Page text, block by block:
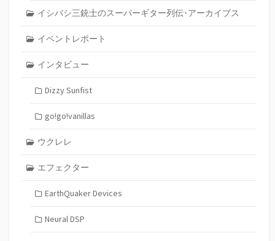
イシバシ三銃士のスーパーギター列伝･アーカイブス
イベントレポート
インタビュー
Dizzy Sunfist
go!go!vanillas
ウクレレ
エフェクター
EarthQuaker Devices
Neural DSP